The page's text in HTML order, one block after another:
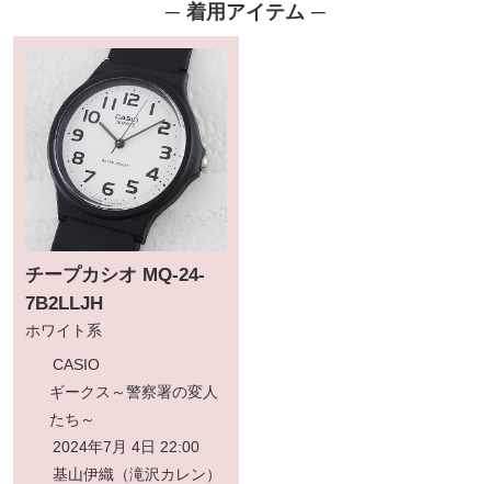
着用アイテム
チープカシオ MQ-24-
7B2LLJH
ホワイト系
CASIO
ギークス～警察署の変人
たち～
2024年7月 4日 22:00
基山伊織（滝沢カレン）